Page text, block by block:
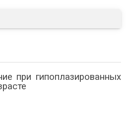
при гипоплазированных